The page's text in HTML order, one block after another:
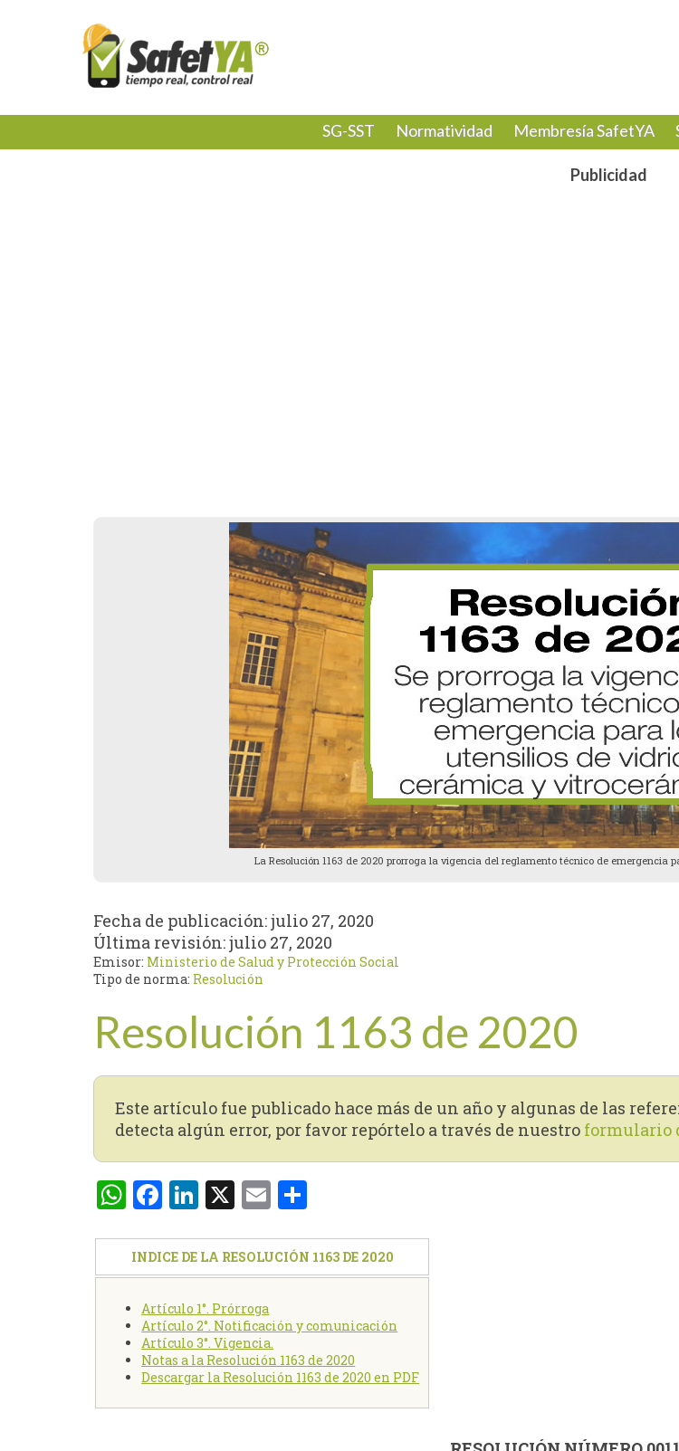
SG-SST Normatividad Membresía SafetYA
Publicidad
La Resolución 1163 de 2020 prorroga la vigencia del reglamento técnico de emergencia
Fecha de publicación:julio 27, 2020
Última revisión:julio 27, 2020
Emisor: Ministerio de Salud y Protección Social
Tipo de norma: Resolución
Resolución 1163 de 2020
Este artículo fue publicado hace más de un año y algunas de las
detecta algún error, por favor repórtelo a través de nuestro formulario
WhatsApp
Facebook
LinkedIn
X Email
INDICE DE LA RESOLUCIÓN 1163 DE 2020
Artículo 1°. Prórroga
Artículo 2°. Notificación y comunicación
Artículo 3°. Vigencia.
Notas a la Resolución 1163 de 2020
Descargar la Resolución 1163 de 2020 en PDF